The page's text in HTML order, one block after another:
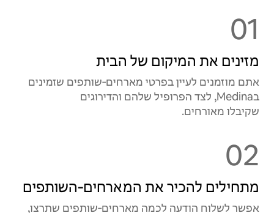
01
מזינים את המיקום של הבית
אתם מוזמנים לעיין בפרטי מארחים‑שותפים שזמינים
בMedina, לצד הפרופיל שלהם והדירוגים
שקיבלו מאורחים.
02
מתחילים להכיר את המארחים‑השותפים
אפשר לשלוח הודעה לכמה מארחים‑שותפים שתרצו,